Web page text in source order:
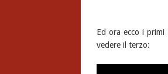
Ed ora ecco i
vedere il terzo: